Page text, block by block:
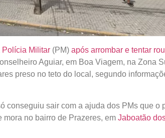
Polícia Militar (PM) após arrombar e tentar
Aguiar, em Boa Viagem, na Zona
preso no teto do local, segundo
conseguiu sair com a ajuda dos PMs que o
mora no bairro de Prazeres, em Jaboatão